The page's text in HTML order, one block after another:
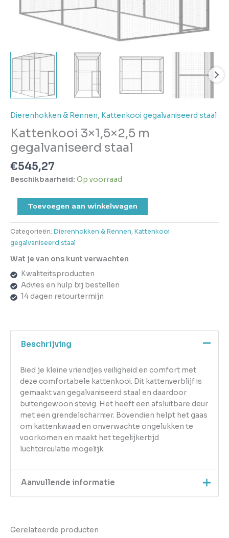
Dierenhokken & Rennen, Kattenkooi gegalvaniseerd staal
Kattenkooi 3×1,5×2,5 m
gegalvaniseerd staal
€545,27
Beschikbaarheid: Op voorraad
Toevoegen aan winkelwagen
Categorieën: Dierenhokken & Rennen, Kattenkooi
gegalvaniseerd staal
Wat je van ons kunt verwachten
Kwaliteitsproducten
Advies en hulp bij bestellen
14 dagen retourtermijn
Beschrijving
Bied je kleine vriendjes veiligheid en comfort met
deze comfortabele kattenkooi. Dit kattenverblijf is
gemaakt van gegalvaniseerd staal en daardoor
buitengewoon stevig. Het heeft een afsluitbare deur
met een grendelscharnier. Bovendien helpt het gaas
om kattenkwaad en onverwachte ongelukken te
voorkomen en maakt het tegelijkertijd
luchtcirculatie mogelijk.
Aanvullende informatie
EAN
Gerelateerde producten